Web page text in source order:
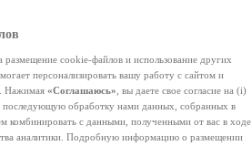
cookie-файлов и использование других
персонализировать вашу работу с сайтом и
Нажимая «Соглашаюсь» , вы даете свое согласие на (i)
последующую обработку нами данных, собранных в
комбинировать с данными, полученными от вас в ходе
аналитики. Подробную информацию о размещении